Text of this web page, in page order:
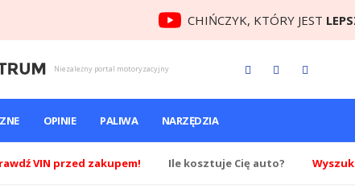
CHIŃCZYK, KTÓRY JEST
Niezależny portal motoryzacyjny
OPINIE PALIWA NARZĘDZIA
VIN przed zakupem! Ile kosztuje Cię auto?